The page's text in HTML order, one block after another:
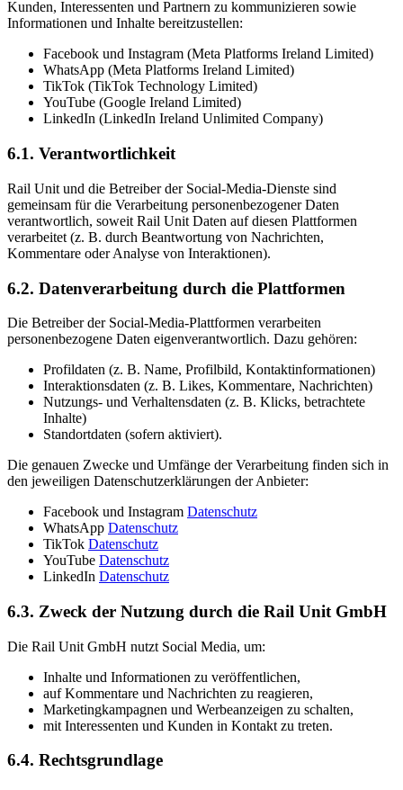
Kunden, Interessenten und Partnern zu kommunizieren sowie
Informationen und Inhalte bereitzustellen:
Facebook und Instagram (Meta Platforms Ireland Limited)
WhatsApp (Meta Platforms Ireland Limited)
TikTok (TikTok Technology Limited)
YouTube (Google Ireland Limited)
LinkedIn (LinkedIn Ireland Unlimited Company)
6.1. Verantwortlichkeit
Rail Unit und die Betreiber der Social-Media-Dienste sind
gemeinsam für die Verarbeitung personenbezogener Daten
verantwortlich, soweit Rail Unit Daten auf diesen Plattformen
verarbeitet (z. B. durch Beantwortung von Nachrichten,
Kommentare oder Analyse von Interaktionen).
6.2. Datenverarbeitung durch die Plattformen
Die Betreiber der Social-Media-Plattformen verarbeiten
personenbezogene Daten eigenverantwortlich. Dazu gehören:
Profildaten (z. B. Name, Profilbild, Kontaktinformationen)
Interaktionsdaten (z. B. Likes, Kommentare, Nachrichten)
Nutzungs- und Verhaltensdaten (z. B. Klicks, betrachtete
Inhalte)
Standortdaten (sofern aktiviert).
Die genauen Zwecke und Umfänge der Verarbeitung finden sich in
den jeweiligen Datenschutzerklärungen der Anbieter:
Facebook und Instagram Datenschutz
WhatsApp Datenschutz
TikTok Datenschutz
YouTube Datenschutz
LinkedIn Datenschutz
6.3. Zweck der Nutzung durch die Rail Unit GmbH
Die Rail Unit GmbH nutzt Social Media, um:
Inhalte und Informationen zu veröffentlichen,
auf Kommentare und Nachrichten zu reagieren,
Marketingkampagnen und Werbeanzeigen zu schalten,
mit Interessenten und Kunden in Kontakt zu treten.
6.4. Rechtsgrundlage